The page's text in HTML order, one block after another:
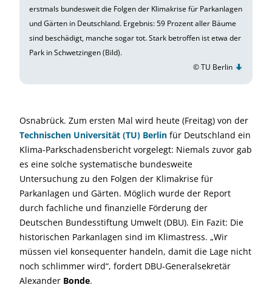
erstmals bundesweit die Folgen der Klimakrise für Parkanlagen
und Gärten in Deutschland. Ergebnis: 59 Prozent aller Bäume
sind beschädigt, manche sogar tot. Stark betroffen ist etwa der
Park in Schwetzingen (Bild).
© TU Berlin
Osnabrück. Zum ersten Mal wird heute (Freitag) von der
Technischen Universität (TU) Berlin für Deutschland ein
Klima-Parkschadensbericht vorgelegt: Niemals zuvor gab
es eine solche systematische bundesweite
Untersuchung zu den Folgen der Klimakrise für
Parkanlagen und Gärten. Möglich wurde der Report
durch fachliche und finanzielle Förderung der
Deutschen Bundesstiftung Umwelt (DBU). Ein Fazit: Die
historischen Parkanlagen sind im Klimastress. „Wir
müssen viel konsequenter handeln, damit die Lage nicht
noch schlimmer wird“, fordert DBU-Generalsekretär
Alexander Bonde.